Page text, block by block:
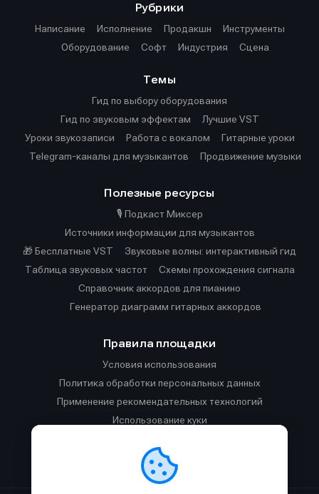
Рубрики
Написание
Исполнение Продакшн
Инструменты
Оборудование
Софт Индустрия Сцена
Темы
Гид по выбору оборудования
Гид по звуковым эффектам
Лучшие VST
Уроки звукозаписи
Работа с вокалом
Гитарные уроки
Telegram-каналы для музыкантов
Продвижение музыки
Полезные ресурсы
🎙️ Подкаст Миксер
Источники информации для музыкантов
🎁 Бесплатные VST
Звуковые волны: интерактивный гид
Таблица звуковых частот
Cхемы прохождения сигнала
Справочник аккордов для пианино
Генератор диаграмм гитарных аккордов
Правила площадки
Условия использования
Политика обработки персональных данных
Применение рекомендательных технологий
Использование куки
Правила общения в Телеграм-чате